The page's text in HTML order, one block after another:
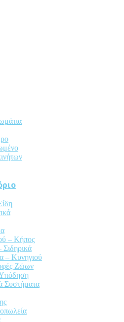
– Κήπος
Σιδηρικά
– Κυνηγιού
Ζώων
Συστήματα